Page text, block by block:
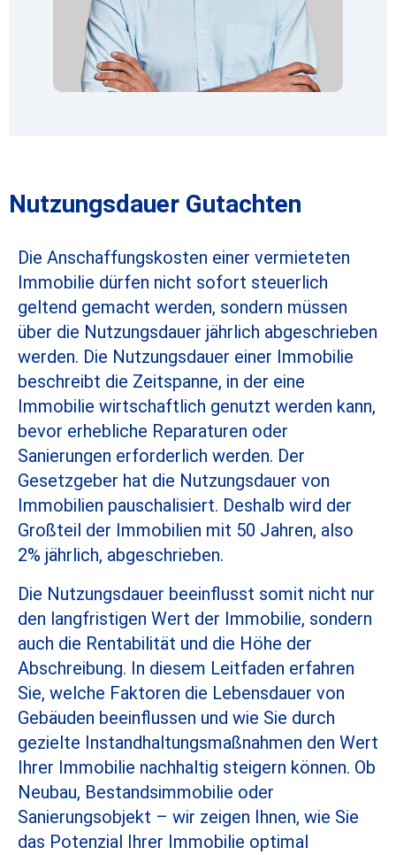
Nutzungsdauer Gutachten
Die Anschaffungskosten einer vermieteten
Immobilie dürfen nicht sofort steuerlich
geltend gemacht werden, sondern müssen
über die Nutzungsdauer jährlich abgeschrieben
werden. Die Nutzungsdauer einer Immobilie
beschreibt die Zeitspanne, in der eine
Immobilie wirtschaftlich genutzt werden kann,
bevor erhebliche Reparaturen oder
Sanierungen erforderlich werden. Der
Gesetzgeber hat die Nutzungsdauer von
Immobilien pauschalisiert. Deshalb wird der
Großteil der Immobilien mit 50 Jahren, also
2% jährlich, abgeschrieben.
Die Nutzungsdauer beeinflusst somit nicht nur
den langfristigen Wert der Immobilie, sondern
auch die Rentabilität und die Höhe der
Abschreibung. In diesem Leitfaden erfahren
Sie, welche Faktoren die Lebensdauer von
Gebäuden beeinflussen und wie Sie durch
gezielte Instandhaltungsmaßnahmen den Wert
Ihrer Immobilie nachhaltig steigern können. Ob
Neubau, Bestandsimmobilie oder
Sanierungsobjekt – wir zeigen Ihnen, wie Sie
das Potenzial Ihrer Immobilie optimal